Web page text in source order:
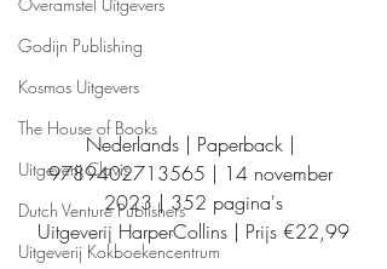
Godijn Publishing
Kosmos Uitgevers
The House of Books
Uitgeverij Clavis
Dutch Venture Publishers
Uitgeverij Kokboekencentrum
Nederlands | Paperback |
9789402713565 | 14 november
2023 | 352 pagina's
Uitgeverij HarperCollins | Prijs €22,99